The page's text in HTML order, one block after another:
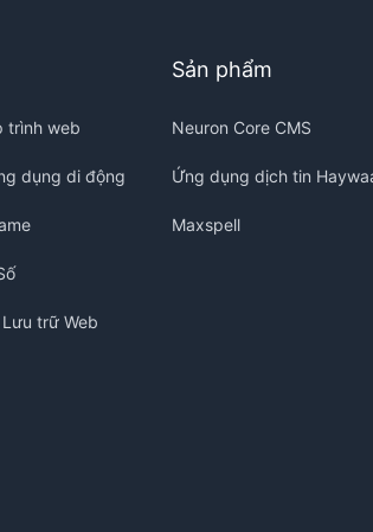
trình web
dụng di động
trữ Web
Sản phẩm
Neuron Core CMS
Ứng dụng dịch tin
Maxspell